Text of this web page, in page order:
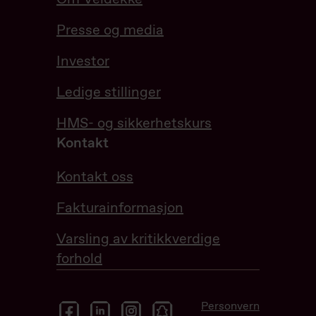
Presse og media
Investor
Ledige stillinger
HMS- og sikkerhetskurs
Kontakt
Kontakt oss
Fakturainformasjon
Varsling av kritikkverdige
forhold
facebooklinkedininstagramsnapchat Personvern